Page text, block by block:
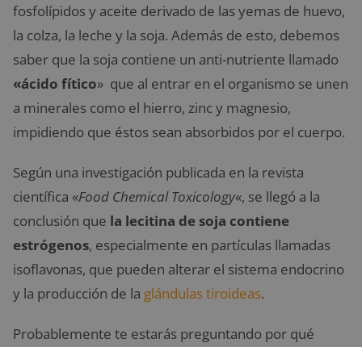
fosfolípidos y aceite derivado de las yemas de huevo,
la colza, la leche y la soja. Además de esto, debemos
saber que la soja contiene un anti-nutriente llamado
«ácido fítico» que al entrar en el organismo se unen
a minerales como el hierro, zinc y magnesio,
impidiendo que éstos sean absorbidos por el cuerpo.
Según una investigación publicada en la revista
científica «Food Chemical Toxicology«, se llegó a la
conclusión que la lecitina de soja contiene
estrógenos, especialmente en partículas llamadas
isoflavonas, que pueden alterar el sistema endocrino
y la producción de la glándulas tiroideas.
Probablemente te estarás preguntando por qué